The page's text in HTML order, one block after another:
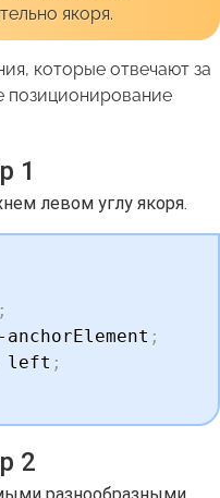
якоря.
которые отвечают за
позиционирование
1
левом углу якоря.
;
;
left ;
2